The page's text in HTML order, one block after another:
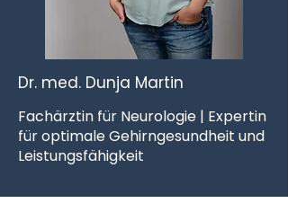
Dr. med. Dunja Martin
Fachärztin für Neurologie | Expertin
für optimale Gehirngesundheit und
Leistungsfähigkeit